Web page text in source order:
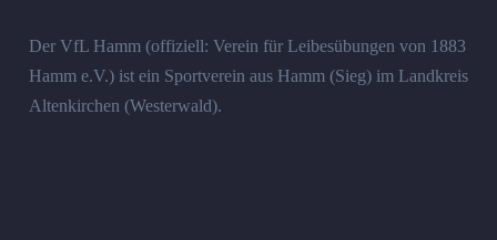
Der VfL Hamm (offiziell: Verein für Leibesübungen von 1883
Hamm e.V.) ist ein Sportverein aus Hamm (Sieg) im Landkreis
Altenkirchen (Westerwald).